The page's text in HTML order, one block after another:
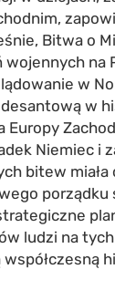
Bitwa o
wojennych
w
w
Europy
Niemiec i
bitew miała
ludzi na
współczesną